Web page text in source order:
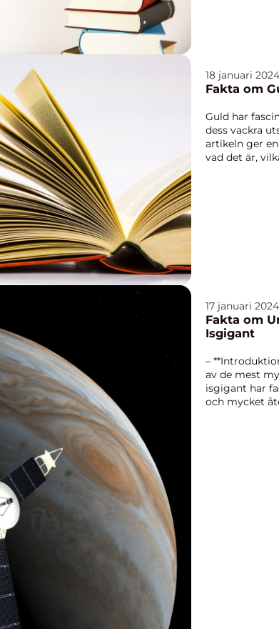
18 januari 2024
Fakta om
Guld har
dess vackra
artikeln ger
vad det är,
17 januari 2024
Fakta om
Isgigant
–
av de mest
isgigant har
och mycket